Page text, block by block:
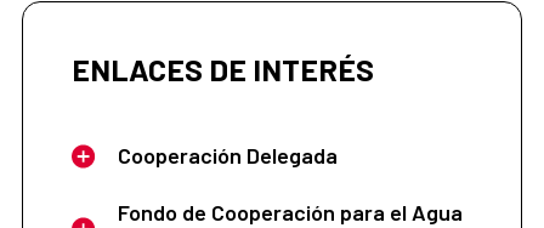
ENLACES DE INTERÉS
Cooperación Delegada
Fondo de Cooperación para el Agua